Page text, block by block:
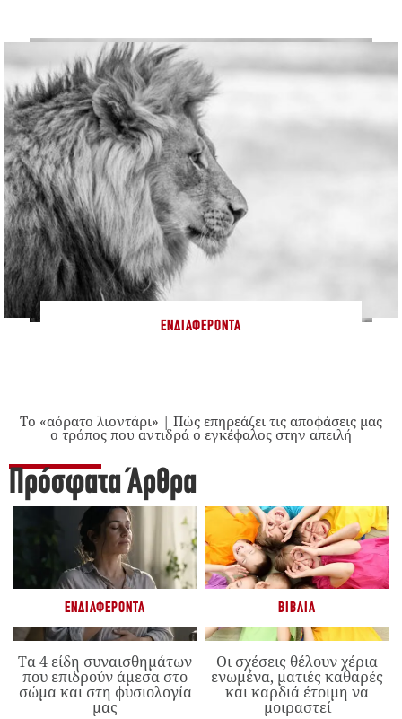
ΕΝΔΙΑΦΈΡΟΝΤΑ
Το «αόρατο λιοντάρι» | Πώς επηρεάζει τις αποφάσεις μας
ο τρόπος που αντιδρά ο εγκέφαλος στην απειλή
Πρόσφατα Άρθρα
ΕΝΔΙΑΦΈΡΟΝΤΑ
Τα 4 είδη συναισθημάτων
που επιδρούν άμεσα στο
σώμα και στη φυσιολογία
μας
ΒΙΒΛΊΑ
Οι σχέσεις θέλουν χέρια
ενωμένα, ματιές καθαρές
και καρδιά έτοιμη να
μοιραστεί